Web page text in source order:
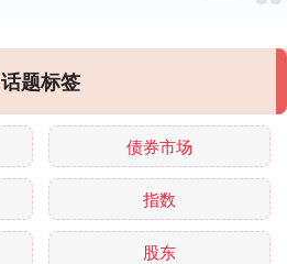
话题标签
债券市场
指数
股东